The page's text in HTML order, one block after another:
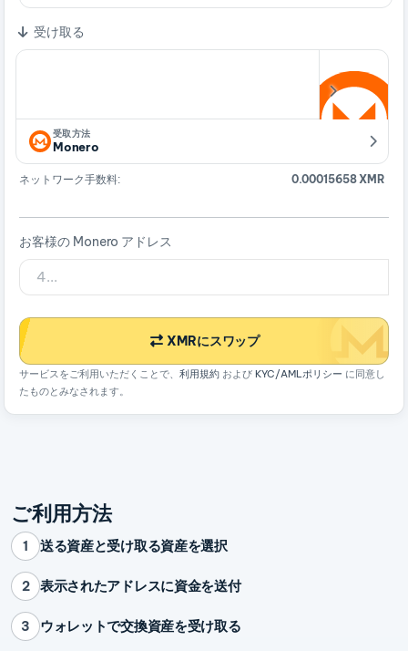
受け取る
受取方法
Monero
ネットワーク手数料: 0.00015658 XMR
お客様の Monero アドレス
XMRにスワップ
サービスをご利用いただくことで、 利用規約 および KYC/AMLポリシー に同意し
たものとみなされます。
ご利用方法
1 送る資産と受け取る資産を選択
2 表示されたアドレスに資金を送付
3 ウォレットで交換資産を受け取る